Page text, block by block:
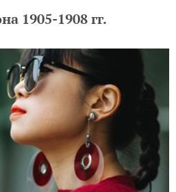
1905-1908 гг.